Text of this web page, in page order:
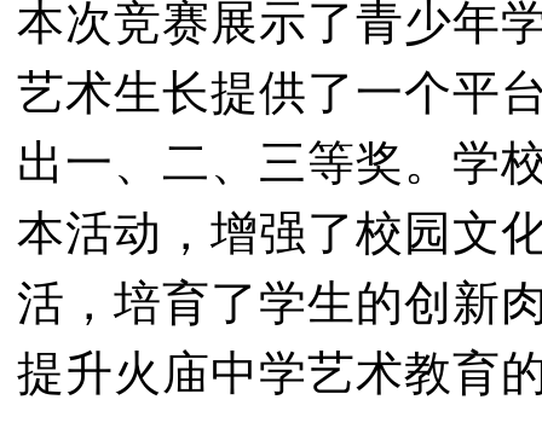
本次竞赛展示了青少年
艺术生长提供了一个平
出一、二、三等奖。学
本活动，增强了校园文
活，培育了学生的创新
提升火庙中学艺术教育